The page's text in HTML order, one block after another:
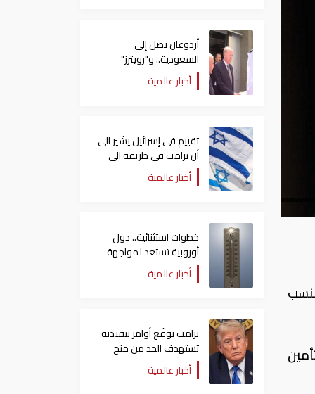
أردوغان يصل إلى
السعودية.. و"رويترز"
تكشف تفاصيل الاتفاق
المرتقب
أخبار عالمية
تقييم في إسرائيل يشير الى
أن ترامب في طريقه الى
إبرام اتفاق مع إيران
أخبار عالمية
خطوات استثنائية.. دول
أوروبية تستعد لمواجهة
موجة حر غير مسبوقة
أخبار عالمية
ترامب يوقّع أوامر تنفيذية
تستهدف الحد من منح
الجنسية الأمريكية بالولادة
أخبار عالمية